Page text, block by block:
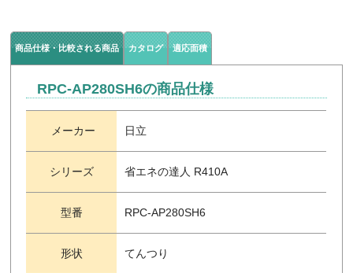
商品仕様・比較される商品 カタログ 適応面積
RPC-AP280SH6の商品仕様
メーカー 日立
シリーズ 省エネの達人 R410A
型番 RPC-AP280SH6
形状 てんつり